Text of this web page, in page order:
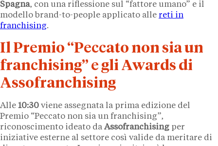
Spagna, con una riflessione sul “fattore umano” e il
modello brand-to-people applicato alle reti in
franchising.
Il Premio “Peccato non sia un
franchising” e gli Awards di
Assofranchising
Alle 10:30 viene assegnata la prima edizione del
Premio “Peccato non sia un franchising”,
riconoscimento ideato da Assofranchising per
iniziative esterne al settore così valide da meritare di